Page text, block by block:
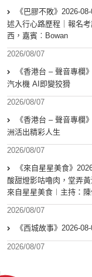
《巴膠不敗》2026-
述入行心路歷程｜報名
西，嘉賓︰Bowan
2026/08/07
《香港台 – 聲音專欄
汽水機 AI即變狡猾
2026/08/07
《香港台 – 聲音專欄
洲活出精彩人生
2026/08/07
《來自星星美食》
酸甜燈影咕嚕肉，堂弄
來自星星美食︱主持：
2026/08/07
《西城故事》2026-
2026/08/07